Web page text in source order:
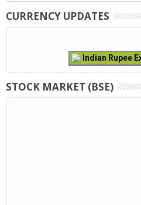
CURRENCY UPDATES
Indian Rupee
STOCK MARKET (BSE)